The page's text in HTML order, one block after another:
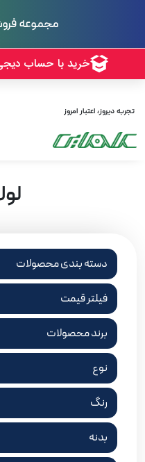
مجموعه
تجربه دیروز، اعتبار امروز
دسته بندی محصولات
فیلتر قیمت
برند محصولات
نوع
رنگ
بدنه